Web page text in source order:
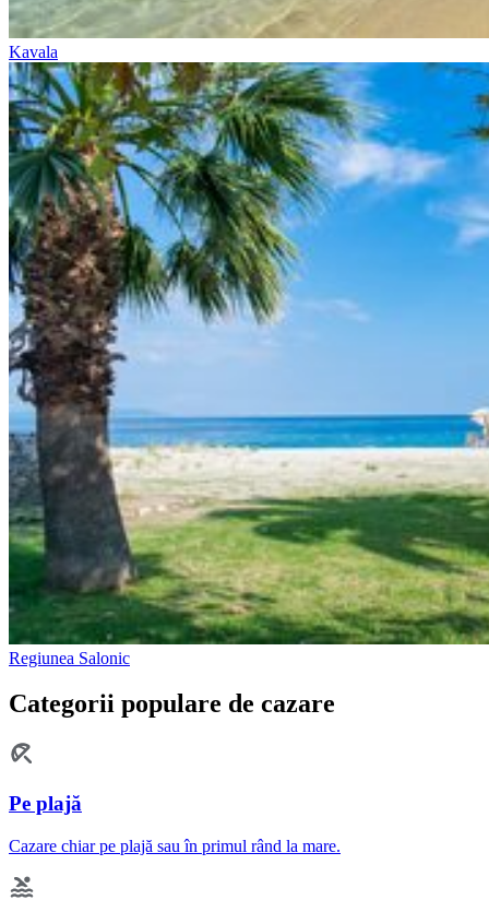
Kavala
Regiunea Salonic
Categorii populare de cazare
Pe plajă
Cazare chiar pe plajă sau în primul rând la mare.